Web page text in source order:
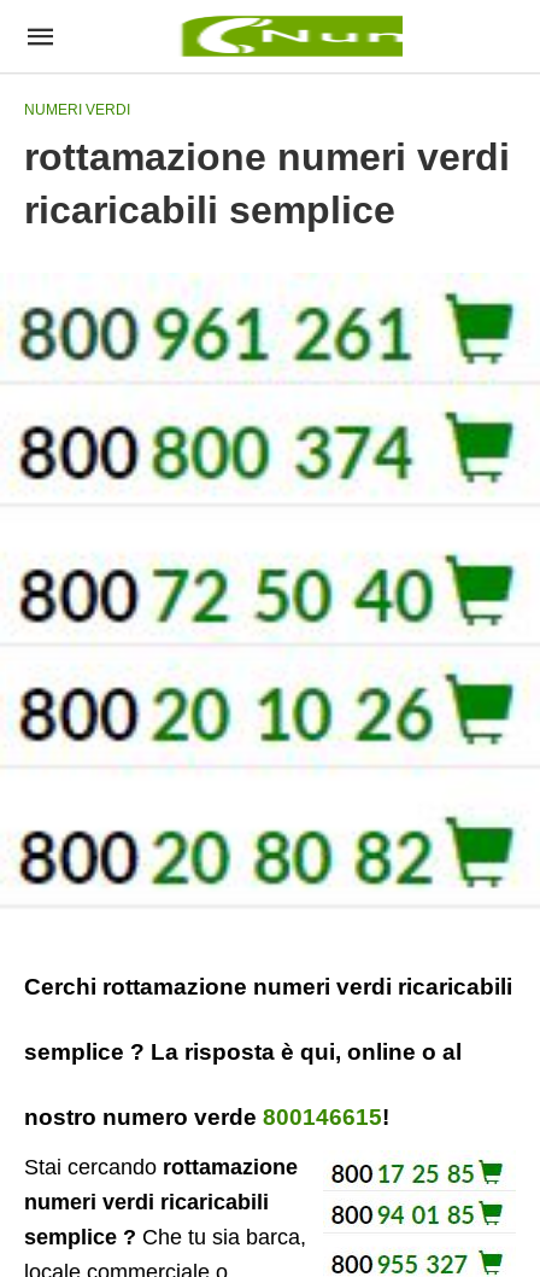
NUMERI VERDI
rottamazione numeri verdi
ricaricabili semplice
Cerchi rottamazione numeri verdi ricaricabili
semplice ? La risposta è qui, online o al
nostro numero verde 800146615!
Stai cercando rottamazione
numeri verdi ricaricabili
semplice ? Che tu sia barca,
locale commerciale o